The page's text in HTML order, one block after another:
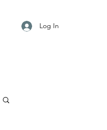
Log In